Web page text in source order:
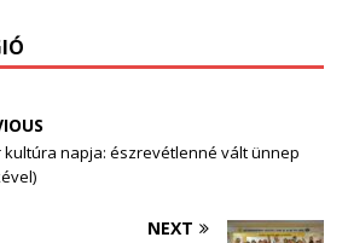
kultúra napja: észrevétlenné vált ünnep
NEXT